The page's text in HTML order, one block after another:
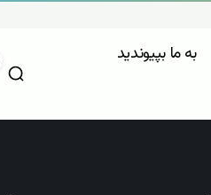
به ما بپیوندید